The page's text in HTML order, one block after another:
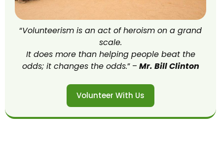
“Volunteerism is an act of heroism on a grand
scale.
It does more than helping people beat the
odds; it changes the odds.” – Mr. Bill Clinton
Volunteer With Us